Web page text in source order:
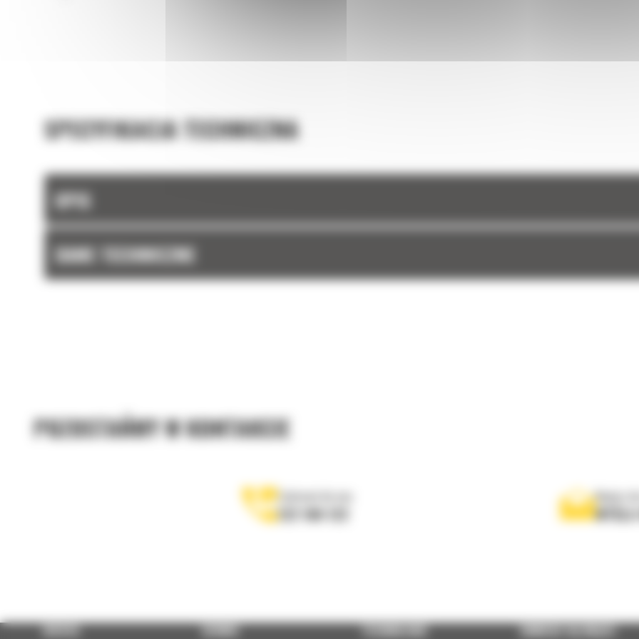
SPECYFIKACJA TECHNICZNA
OPIS
DANE TECHNICZNE
POZOSTAŃMY W KONTAKCIE
Zadzwoń do nas
122 100 122
Napisz
OFERTA SERWIS TECHNOLOGIE DOWIEDZ SIĘ WIĘCEJ